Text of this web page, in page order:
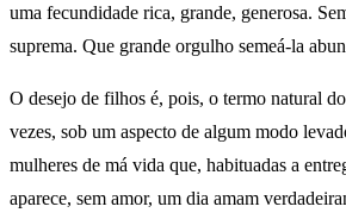
uma fecundidade rica, grande, generosa.
suprema. Que grande orgulho semeá-la
O desejo de filhos é, pois, o termo natural
vezes, sob um aspecto de algum modo
mulheres de má vida que, habituadas a
aparece, sem amor, um dia amam